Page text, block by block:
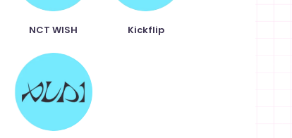
NCT WISH Kickflip